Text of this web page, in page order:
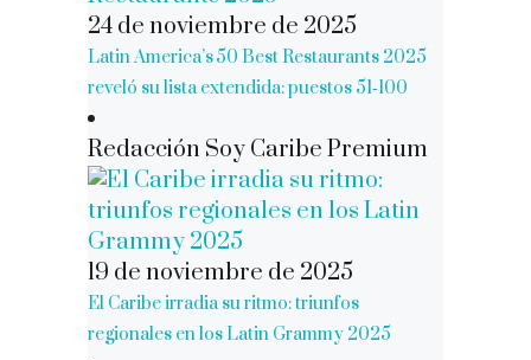
24 de noviembre de 2025
Latin America’s 50 Best Restaurants 2025
reveló su lista extendida: puestos 51‑100
Redacción Soy Caribe Premium
19 de noviembre de 2025
El Caribe irradia su ritmo: triunfos
regionales en los Latin Grammy 2025